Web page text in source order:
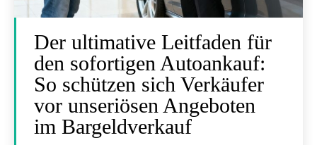
Der ultimative Leitfaden für
den sofortigen Autoankauf:
So schützen sich Verkäufer
vor unseriösen Angeboten
im Bargeldverkauf